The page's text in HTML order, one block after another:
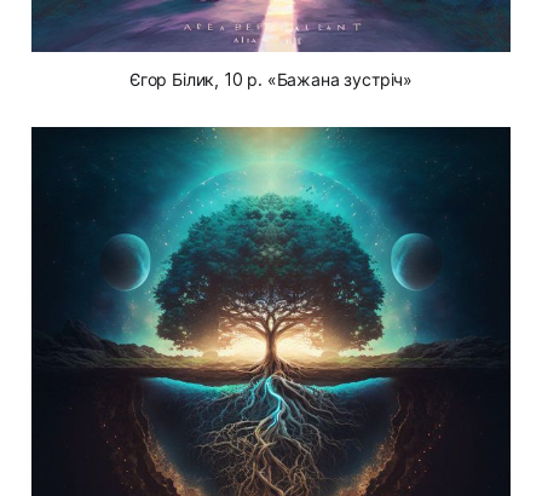
Єгор Білик, 10 р. «Бажана зустріч»